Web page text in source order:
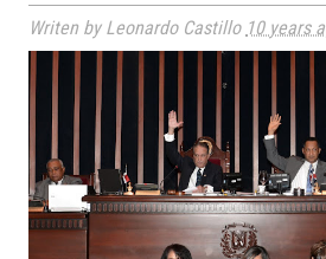
Writen by Leonardo Castillo 10 years